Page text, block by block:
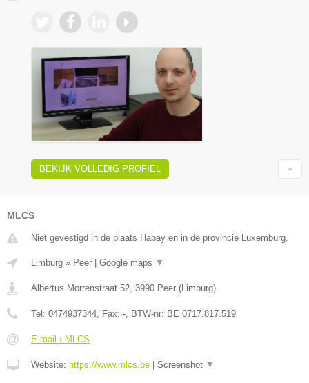
BEKIJK VOLLEDIG PROFIEL
MLCS
Niet gevestigd in de plaats Habay en in de provincie Luxemburg.
Limburg » Peer | Google maps ▼
Albertus Morrenstraat 52 3990 Peer (Limburg)
Tel: 0474937344 , Fax: - , BTW-nr: BE 0717.817.519
E-mail › MLCS
Website: https://www.mlcs.be | Screenshot ▼